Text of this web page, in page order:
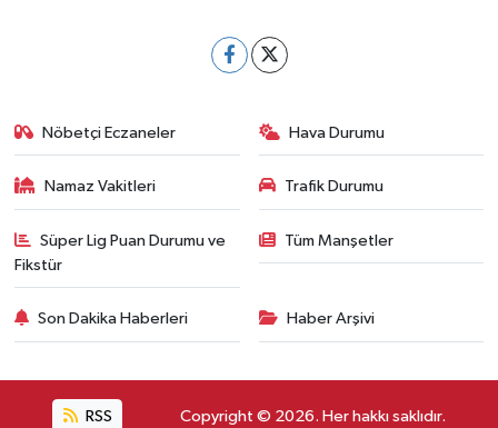
Nöbetçi Eczaneler Hava Durumu
Namaz Vakitleri Trafik Durumu
Süper Lig Puan Durumu ve
Fikstür
Tüm Manşetler
Son Dakika Haberleri Haber Arşivi
RSS Copyright © 2026. Her hakkı saklıdır.